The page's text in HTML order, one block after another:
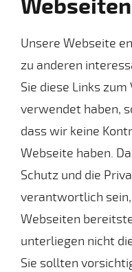
Unsere Webseite
zu anderen
Sie diese Links
verwendet haben,
dass wir keine
Webseite haben.
Schutz und die
verantwortlich
Webseiten
unterliegen nicht
Sie sollten